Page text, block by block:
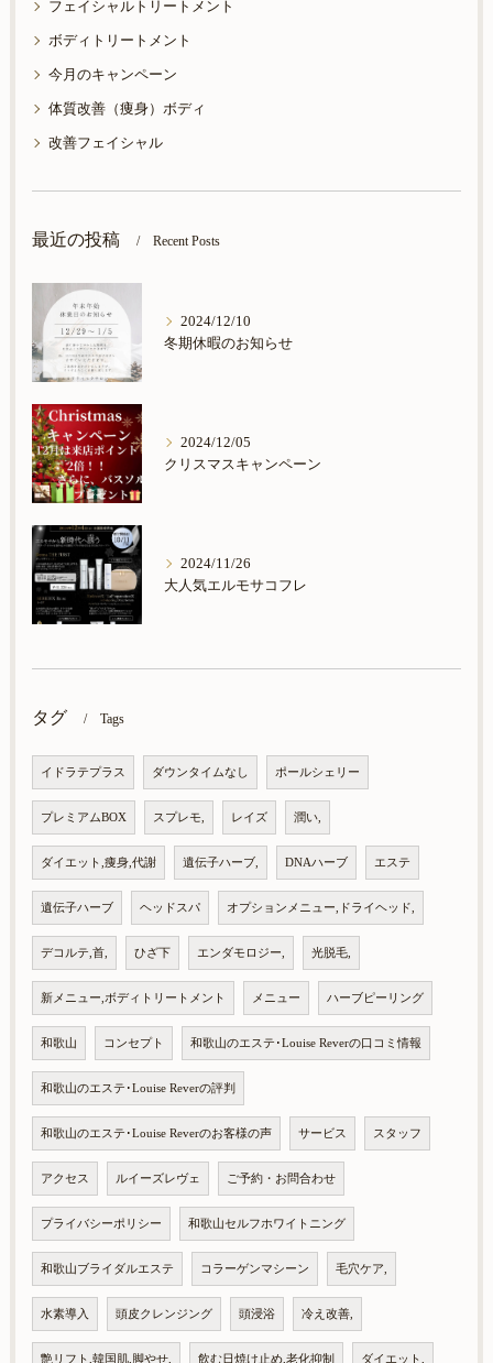
フェイシャルトリートメント
ボディトリートメント
今月のキャンペーン
体質改善（痩身）ボディ
改善フェイシャル
最近の投稿 Recent Posts
2024/12/10
冬期休暇のお知らせ
2024/12/05
クリスマスキャンペーン
2024/11/26
大人気エルモサコフレ
タグ Tags
イドラテプラス ダウンタイムなし ポールシェリー
プレミアムBOX スプレモ, レイズ 潤い,
ダイエット,痩身,代謝 遺伝子ハーブ, DNAハーブ エステ
遺伝子ハーブ ヘッドスパ オプションメニュー,ドライヘッド,
デコルテ,首, ひざ下 エンダモロジー, 光脱毛,
新メニュー,ボディトリートメント メニュー ハーブピーリング
和歌山 コンセプト 和歌山のエステ･Louise Reverの口コミ情報
和歌山のエステ･Louise Reverの評判
和歌山のエステ･Louise Reverのお客様の声 サービス スタッフ
アクセス ルイーズレヴェ ご予約・お問合わせ
プライバシーポリシー 和歌山セルフホワイトニング
和歌山ブライダルエステ コラーゲンマシーン 毛穴ケア,
水素導入 頭皮クレンジング 頭浸浴 冷え改善,
艶リフト,韓国肌,脚やせ, 飲む日焼け止め,老化抑制 ダイエット,